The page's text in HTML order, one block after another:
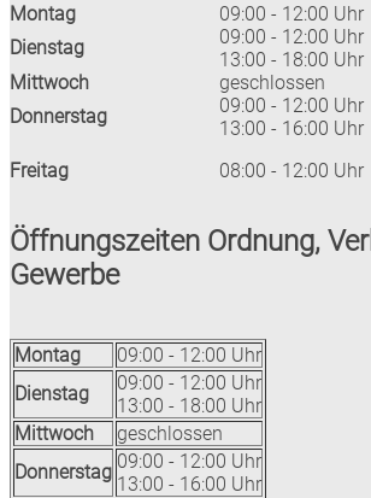
Montag
09:00 - 12:00 Uhr
Dienstag
09:00 - 12:00 Uhr
13:00 - 18:00 Uhr
Mittwoch
geschlossen
Donnerstag
09:00 - 12:00 Uhr
13:00 - 16:00 Uhr
Freitag
08:00 - 12:00 Uhr
Öffnungszeiten Ordnung,
Gewerbe
Montag
09:00 - 12:00 Uhr
Dienstag
09:00 - 12:00 Uhr
13:00 - 18:00 Uhr
Mittwoch
geschlossen
Donnerstag 09:00 - 12:00 Uhr
13:00 - 16:00 Uhr